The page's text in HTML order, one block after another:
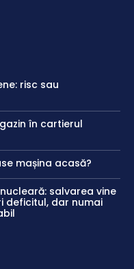
risc sau
în cartierul
mașina acasă?
salvarea vine
deficitul, dar numai